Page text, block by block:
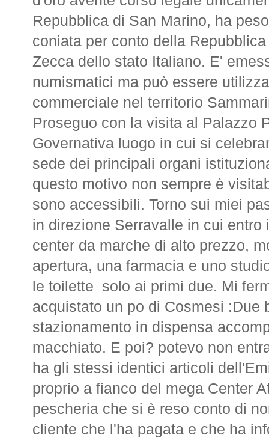
Repubblica di San Marino, ha
coniata per conto della
Zecca dello stato Italiano. E'
numismatici ma può essere
commerciale nel territorio
Proseguo con la visita al Palazzo
Governativa luogo in cui si
sede dei principali organi
questo motivo non sempre è
sono accessibili. Torno sui miei
in direzione Serravalle in cui
center da marche di alto prezzo,
apertura, una farmacia e uno
le toilette solo ai primi due. Mi
acquistato un po di Cosmesi :Due
stazionamento in dispensa
macchiato. E poi? potevo non
ha gli stessi identici articoli
proprio a fianco del mega Center
pescheria che si è reso conto di
cliente che l'ha pagata e che ha